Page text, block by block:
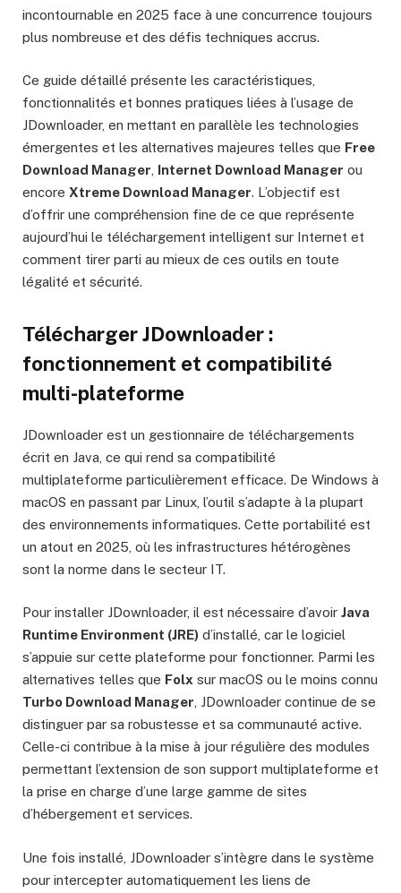
incontournable en 2025 face à une concurrence toujours
plus nombreuse et des défis techniques accrus.
Ce guide détaillé présente les caractéristiques,
fonctionnalités et bonnes pratiques liées à l’usage de
JDownloader, en mettant en parallèle les technologies
émergentes et les alternatives majeures telles que Free
Download Manager Internet Download Manager ou
encore Xtreme Download Manager. L’objectif est
d’offrir une compréhension fine de ce que représente
aujourd’hui le téléchargement intelligent sur Internet et
comment tirer parti au mieux de ces outils en toute
légalité et sécurité.
Télécharger JDownloader :
fonctionnement et compatibilité
multi-plateforme
JDownloader est un gestionnaire de téléchargements
écrit en Java, ce qui rend sa compatibilité
multiplateforme particulièrement efficace. De Windows à
macOS en passant par Linux, l’outil s’adapte à la plupart
des environnements informatiques. Cette portabilité est
un atout en 2025, où les infrastructures hétérogènes
sont la norme dans le secteur IT.
Pour installer JDownloader, il est nécessaire d’avoir Java
Runtime Environment (JRE) d’installé, car le logiciel
s’appuie sur cette plateforme pour fonctionner. Parmi les
alternatives telles que Folx sur macOS ou le moins connu
Turbo Download Manager, JDownloader continue de se
distinguer par sa robustesse et sa communauté active.
Celle-ci contribue à la mise à jour régulière des modules
permettant l’extension de son support multiplateforme et
la prise en charge d’une large gamme de sites
d’hébergement et services.
Une fois installé, JDownloader s’intègre dans le système
pour intercepter automatiquement les liens de